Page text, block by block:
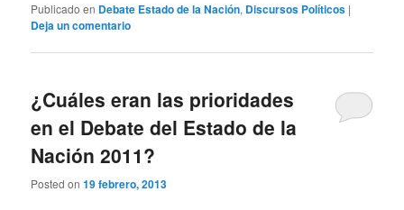
Publicado en Debate Estado de la Nación, Discursos Políticos |
Deja un comentario
¿Cuáles eran las prioridades
en el Debate del Estado de la
Nación 2011?
Posted on19 febrero, 2013